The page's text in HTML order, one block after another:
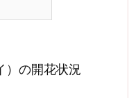
の開花状況